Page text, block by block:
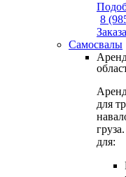
8
Самосвалы
для
для: